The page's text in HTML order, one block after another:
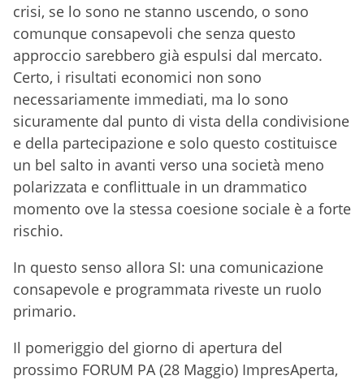
crisi, se lo sono ne stanno uscendo, o sono
comunque consapevoli che senza questo
approccio sarebbero già espulsi dal mercato.
Certo, i risultati economici non sono
necessariamente immediati, ma lo sono
sicuramente dal punto di vista della condivisione
e della partecipazione e solo questo costituisce
un bel salto in avanti verso una società meno
polarizzata e conflittuale in un drammatico
momento ove la stessa coesione sociale è a forte
rischio.
In questo senso allora SI: una comunicazione
consapevole e programmata riveste un ruolo
primario.
Il pomeriggio del giorno di apertura del
prossimo FORUM PA (28 Maggio) ImpresAperta,